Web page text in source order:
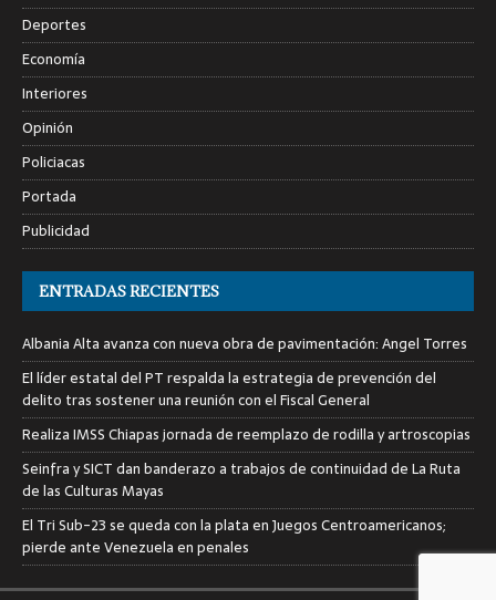
Deportes
Economía
Interiores
Opinión
Policiacas
Portada
Publicidad
ENTRADAS RECIENTES
Albania Alta avanza con nueva obra de pavimentación: Angel Torres
El líder estatal del PT respalda la estrategia de prevención del
delito tras sostener una reunión con el Fiscal General
Realiza IMSS Chiapas jornada de reemplazo de rodilla y artroscopias
Seinfra y SICT dan banderazo a trabajos de continuidad de La Ruta
de las Culturas Mayas
El Tri Sub-23 se queda con la plata en Juegos Centroamericanos;
pierde ante Venezuela en penales